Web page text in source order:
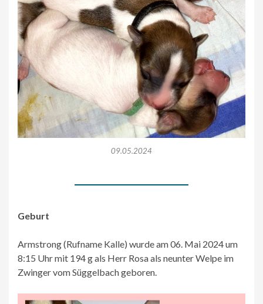
09.05.2024
Geburt
Armstrong (Rufname Kalle) wurde am 06. Mai 2024 um
8:15 Uhr mit 194 g als Herr Rosa als neunter Welpe im
Zwinger vom Süggelbach geboren.